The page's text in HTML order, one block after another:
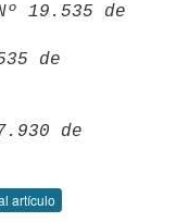
19.535 de
de
de
artículo